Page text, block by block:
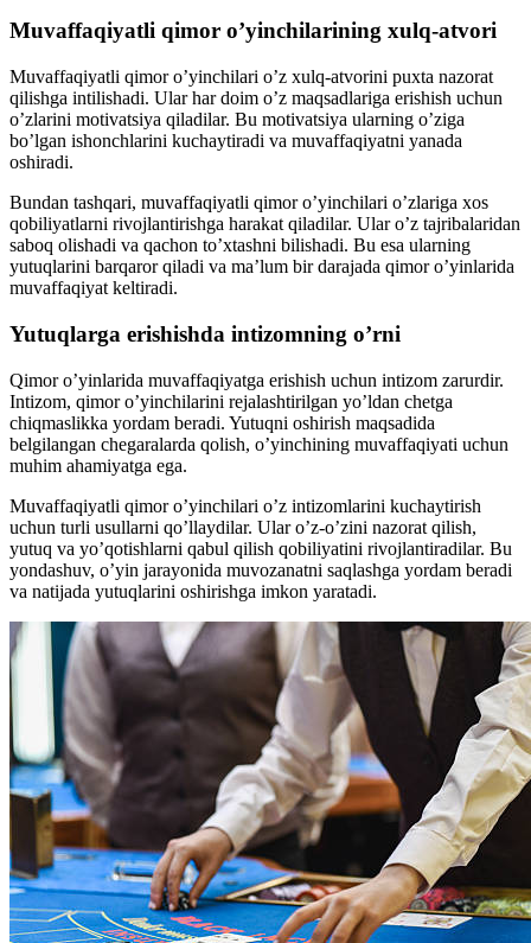
Muvaffaqiyatli qimor o’yinchilarining xulq-atvori
Muvaffaqiyatli qimor o’yinchilari o’z xulq-atvorini puxta nazorat
qilishga intilishadi. Ular har doim o’z maqsadlariga erishish uchun
o’zlarini motivatsiya qiladilar. Bu motivatsiya ularning o’ziga
bo’lgan ishonchlarini kuchaytiradi va muvaffaqiyatni yanada
oshiradi.
Bundan tashqari, muvaffaqiyatli qimor o’yinchilari o’zlariga xos
qobiliyatlarni rivojlantirishga harakat qiladilar. Ular o’z tajribalaridan
saboq olishadi va qachon to’xtashni bilishadi. Bu esa ularning
yutuqlarini barqaror qiladi va ma’lum bir darajada qimor o’yinlarida
muvaffaqiyat keltiradi.
Yutuqlarga erishishda intizomning o’rni
Qimor o’yinlarida muvaffaqiyatga erishish uchun intizom zarurdir.
Intizom, qimor o’yinchilarini rejalashtirilgan yo’ldan chetga
chiqmaslikka yordam beradi. Yutuqni oshirish maqsadida
belgilangan chegaralarda qolish, o’yinchining muvaffaqiyati uchun
muhim ahamiyatga ega.
Muvaffaqiyatli qimor o’yinchilari o’z intizomlarini kuchaytirish
uchun turli usullarni qo’llaydilar. Ular o’z-o’zini nazorat qilish,
yutuq va yo’qotishlarni qabul qilish qobiliyatini rivojlantiradilar. Bu
yondashuv, o’yin jarayonida muvozanatni saqlashga yordam beradi
va natijada yutuqlarini oshirishga imkon yaratadi.